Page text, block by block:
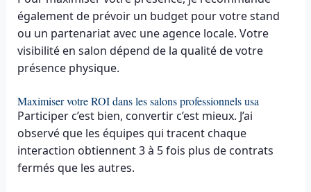
également de prévoir un budget pour votre stand
ou un partenariat avec une agence locale. Votre
visibilité en salon dépend de la qualité de votre
présence physique.
Maximiser votre ROI dans les salons professionnels usa
Participer c’est bien, convertir c’est mieux. J’ai
observé que les équipes qui tracent chaque
interaction obtiennent 3 à 5 fois plus de contrats
fermés que les autres.